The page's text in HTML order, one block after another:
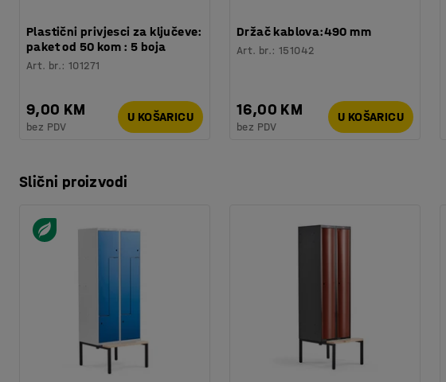
Plastični privjesci za ključeve:
paket od 50 kom : 5 boja
Art. br.:101271
9,00 KM
bez PDV
U KOŠARICU
Držač kablova:490 mm
Art. br.:151042
16,00 KM
bez PDV
U KOŠARICU
Slični proizvodi